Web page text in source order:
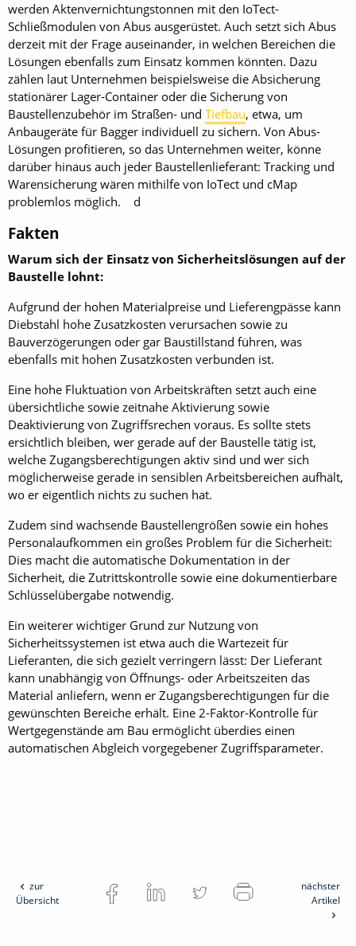
werden Aktenvernichtungstonnen mit den IoTect-
Schließmodulen von Abus ausgerüstet. Auch setzt sich Abus
derzeit mit der Frage auseinander, in welchen Bereichen die
Lösungen ebenfalls zum Einsatz kommen könnten. Dazu
zählen laut Unternehmen beispielsweise die Absicherung
stationärer Lager-Container oder die Sicherung von
Baustellenzubehör im Straßen- und Tiefbau, etwa, um
Anbaugeräte für Bagger individuell zu sichern. Von Abus-
Lösungen profitieren, so das Unternehmen weiter, könne
darüber hinaus auch jeder Baustellenlieferant: Tracking und
Warensicherung wären mithilfe von IoTect und cMap
problemlos möglich. d
Fakten
Warum sich der Einsatz von Sicherheitslösungen auf der
Baustelle lohnt:
Aufgrund der hohen Materialpreise und Lieferengpässe kann
Diebstahl hohe Zusatzkosten verursachen sowie zu
Bauverzögerungen oder gar Baustillstand führen, was
ebenfalls mit hohen Zusatzkosten verbunden ist.
Eine hohe Fluktuation von Arbeitskräften setzt auch eine
übersichtliche sowie zeitnahe Aktivierung sowie
Deaktivierung von Zugriffsrechen voraus. Es sollte stets
ersichtlich bleiben, wer gerade auf der Baustelle tätig ist,
welche Zugangsberechtigungen aktiv sind und wer sich
möglicherweise gerade in sensiblen Arbeitsbereichen aufhält,
wo er eigentlich nichts zu suchen hat.
Zudem sind wachsende Baustellengrößen sowie ein hohes
Personalaufkommen ein großes Problem für die Sicherheit:
Dies macht die automatische Dokumentation in der
Sicherheit, die Zutrittskontrolle sowie eine dokumentierbare
Schlüsselübergabe notwendig.
Ein weiterer wichtiger Grund zur Nutzung von
Sicherheitssystemen ist etwa auch die Wartezeit für
Lieferanten, die sich gezielt verringern lässt: Der Lieferant
kann unabhängig von Öffnungs- oder Arbeitszeiten das
Material anliefern, wenn er Zugangsberechtigungen für die
gewünschten Bereiche erhält. Eine 2-Faktor-Kontrolle für
Wertgegenstände am Bau ermöglicht überdies einen
automatischen Abgleich vorgegebener Zugriffsparameter.
zur
Übersicht
nächster
Artikel